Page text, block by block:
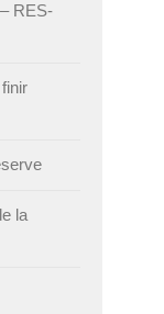
RES-
la